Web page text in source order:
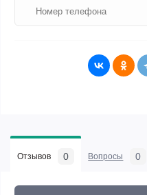
Отзывов 0 Вопросы 0